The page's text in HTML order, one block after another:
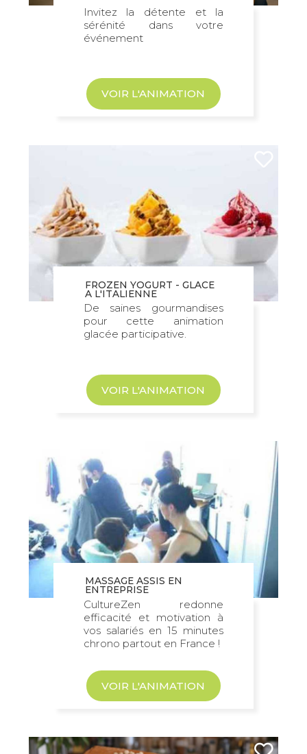
Invitez la détente et la
sérénité dans votre
événement
VOIR L'ANIMATION
FROZEN YOGURT - GLACE
A L'ITALIENNE
De saines gourmandises
pour cette animation
glacée participative.
VOIR L'ANIMATION
MASSAGE ASSIS EN
ENTREPRISE
CultureZen redonne
efficacité et motivation à
vos salariés en 15 minutes
chrono partout en France !
VOIR L'ANIMATION